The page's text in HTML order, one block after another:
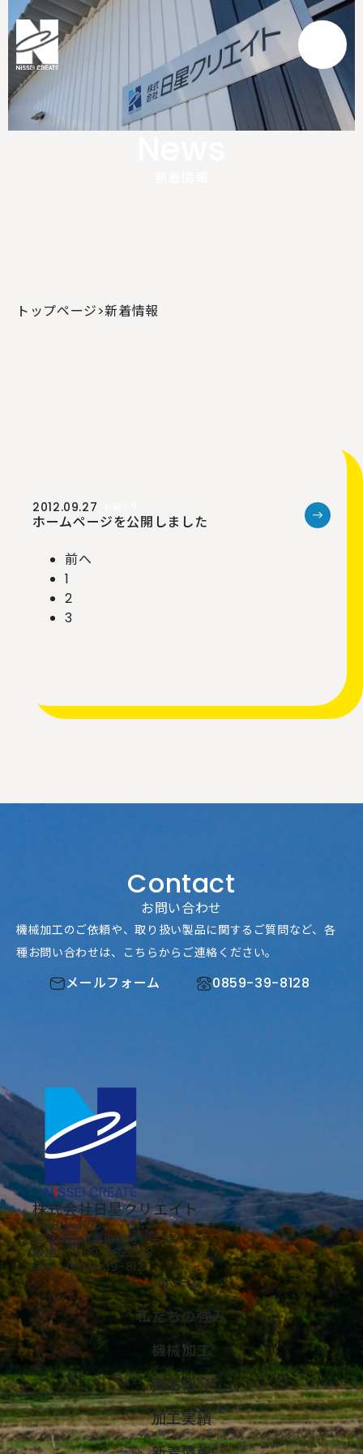
トップページ>新着情報
2012.09.27
ホームページを公開しました
前へ
1
2
3
Contact
お問い合わせ
機械加工のご依頼や、取り扱い製品に関するご質問など、 各
種お問い合わせは、こちらからご連絡ください。
メールフォーム 0859-39-8128
株式会社日星クリエイト
〒689-4105
​​​​​​​鳥取県西伯郡伯耆町久古127-3
電話：0859-39-8128
FAX：0859-39-8121​​​​​​​
ホーム
私たちの強み
機械加工
商品紹介
加工実績